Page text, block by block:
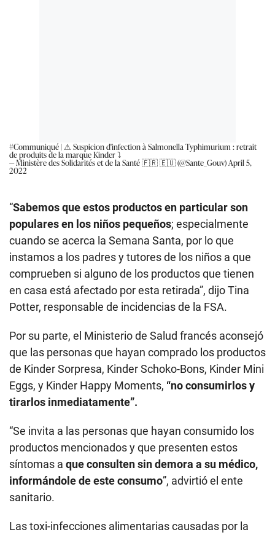
#Communiqué | ⚠ Suspicion d'infection à Salmonella Typhimurium : retrait
de produits de la marque Kinder ⤵
— Ministère des Solidarités et de la Santé 🇫🇷 🇪🇺 (@Sante_Gouv)April 5,
2022
“Sabemos que estos productos en particular son
populares en los niños pequeños; especialmente
cuando se acerca la Semana Santa, por lo que
instamos a los padres y tutores de los niños a que
comprueben si alguno de los productos que tienen
en casa está afectado por esta retirada”, dijo Tina
Potter, responsable de incidencias de la FSA.
Por su parte, el Ministerio de Salud francés aconsejó
que las personas que hayan comprado los productos
de Kinder Sorpresa, Kinder Schoko-Bons, Kinder Mini
Eggs, y Kinder Happy Moments, “no consumirlos y
tirarlos inmediatamente”.
“Se invita a las personas que hayan consumido los
productos mencionados y que presenten estos
síntomas a que consulten sin demora a su médico,
informándole de este consumo”, advirtió el ente
sanitario.
Las toxi-infecciones alimentarias causadas por la